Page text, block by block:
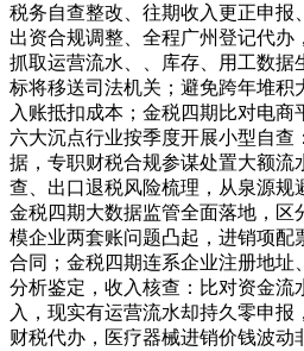
税务自查整改、往期收入更正申报
出资合规调整、全程广州登记代办
抓取运营流水、、库存、用工数据
标将移送司法机关；避免跨年堆积
入账抵扣成本；金税四期比对电商
六大沉点行业按季度开展小型自查
据，专职财税合规参谋处置大额流
查、出口退税风险梳理，从泉源规
金税四期大数据监管全面落地，区
模企业两套账问题凸起，进销项配
合同；金税四期连系企业注册地址
分析鉴定，收入核查：比对资金流
入，现实有运营流水却持久零申报
财税代办，医疗器械进销价钱波动